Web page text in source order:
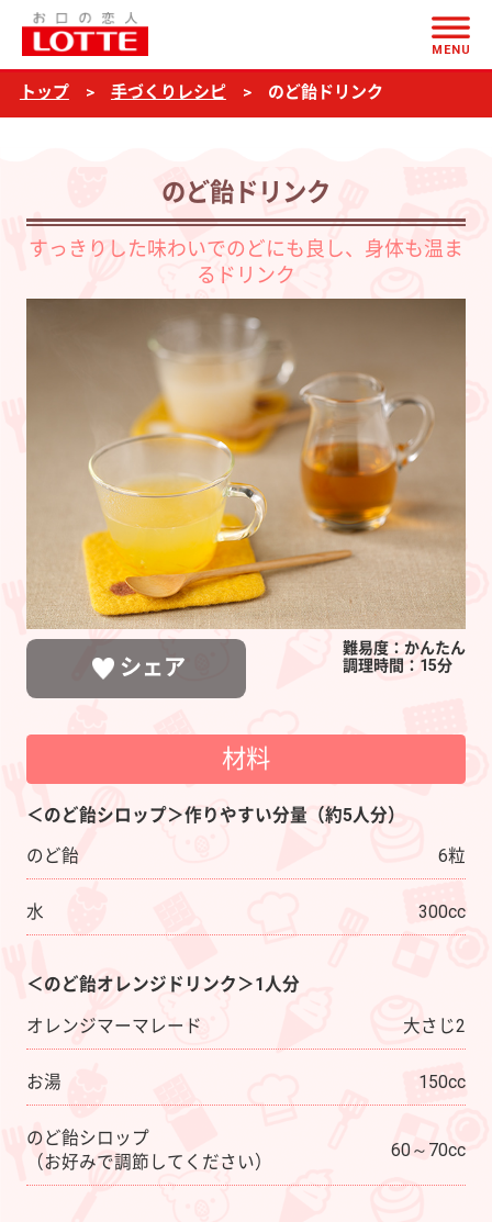
の
ど
飴
ン
ク
MENU
トップ 手づくりレシピ のど飴ドリンク
のど飴ドリンク
すっきりした味わいでのどにも良し、身体も温ま
るドリンク
シェア
難易度：かんたん
調理時間：15分
材料
＜のど飴シロップ＞作りやすい分量（約5人分）
のど飴
6粒
水 300cc
＜のど飴オレンジドリンク＞1人分
オレンジマーマレード
大さじ2
お湯 150cc
のど飴シロップ
（お好みで調節してください）
60～70cc